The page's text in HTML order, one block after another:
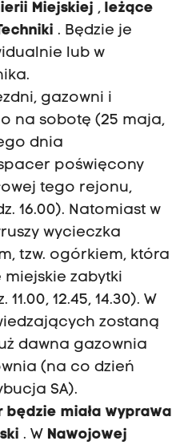
Miejskiej , leżące
. Będzie je
lub w
gazowni i
na sobotę (25 maja,
dnia
poświęcony
tego rejonu,
16.00). Natomiast w
wycieczka
tzw. ogórkiem, która
miejskie zabytki
12.45, 14.30). W
zostaną
dawna gazownia
(na co dzień
SA).
będzie miała wyprawa
. W Nawojowej